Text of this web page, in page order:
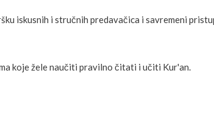
iskusnih i stručnih predavačica i savremeni
koje žele naučiti pravilno čitati i učiti Kur'an.